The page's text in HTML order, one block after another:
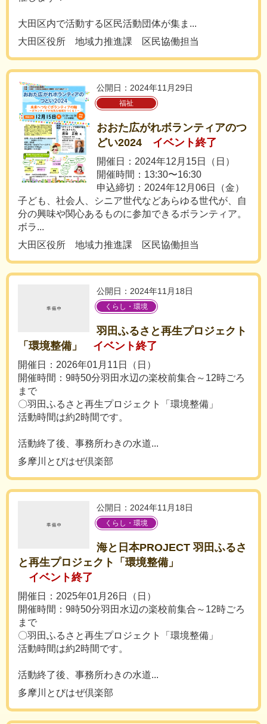
大田区内で活動する区民活動団体が集ま...
大田区役所 地域力推進課 区民協働担当
公開日：2024年11月29日
福祉
おおた広がれボランティアのつ
どい2024
イベント終了
開催日：2024年12月15日（日）
開催時間：13:30〜16:30
申込締切：2024年12月06日（金）
子ども、社会人、シニア世代などあらゆる世代が、自
分の興味や関心あるものに参加できるボランティア。
ボラ...
大田区役所 地域力推進課 区民協働担当
公開日：2024年11月18日
くらし・環境
羽田ふるさと再生プロジェクト
「環境整備」
イベント終了
開催日：2026年01月11日（日）
開催時間：9時50分羽田水辺の楽校前集合～12時ごろ
まで
〇羽田ふるさと再生プロジェクト「環境整備」
活動時間は約2時間です。
活動終了後、事務所わきの水道...
多摩川とびはぜ倶楽部
公開日：2024年11月18日
くらし・環境
海と日本PROJECT 羽田ふるさ
と再生プロジェクト「環境整備」
イベント終了
開催日：2025年01月26日（日）
開催時間：9時50分羽田水辺の楽校前集合～12時ごろ
まで
〇羽田ふるさと再生プロジェクト「環境整備」
活動時間は約2時間です。
活動終了後、事務所わきの水道...
多摩川とびはぜ倶楽部